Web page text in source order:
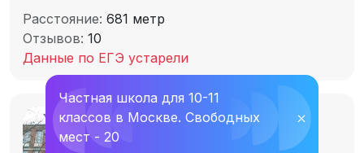
Расстояние: 681 метр
Отзывов: 10
Данные по ЕГЭ устарели
Частная школа для 10-11
классов в Москве. Свободных
мест - 20
⛌